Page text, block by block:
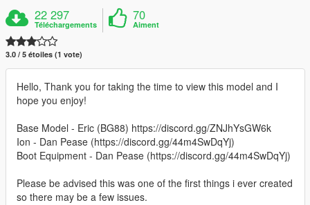
22 297
Téléchargements
70
Aiment
3.0 / 5 étoiles (1 vote)
Hello, Thank you for taking the time to view this model and I
hope you enjoy!
Base Model - Eric (BG88) https://discord.gg/ZNJhYsGW6k
Ion - Dan Pease (https://discord.gg/44m4SwDqYj)
Boot Equipment - Dan Pease (https://discord.gg/44m4SwDqYj)
Please be advised this was one of the first things i ever created
so there may be a few issues.